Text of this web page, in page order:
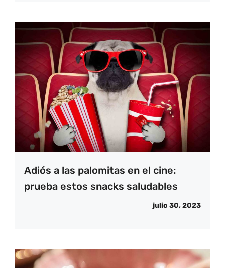
Adiós a las palomitas en el cine:
prueba estos snacks saludables
julio 30, 2023